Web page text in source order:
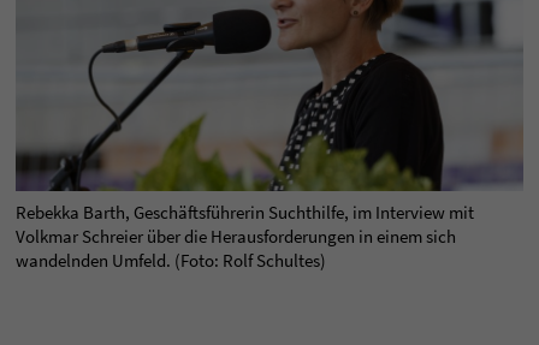
Rebekka Barth, Geschäftsführerin Suchthilfe, im Interview mit
Volkmar Schreier über die Herausforderungen in einem sich
wandelnden Umfeld. (Foto: Rolf Schultes)